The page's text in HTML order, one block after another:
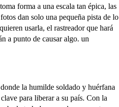
forma a una escala tan épica, las
dan solo una pequeña pista de lo
usarla, el rastreador que hará
a punto de causar algo. un
la humilde soldado y huérfana
para liberar a su país. Con la